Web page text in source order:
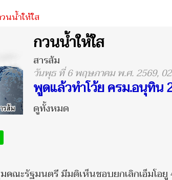
นน้ำให้ใส
กวนน้ำให้ใส
สารส้ม
วันพุธ ที่ 6 พฤษภาคม พ.ศ. 2569,
พูดแล้วทำโว้ย ครม.อนุทิน
ดูทั้งหมด
คณะรัฐมนตรี มีมติเห็นชอบยกเลิกเอ็มโอยู